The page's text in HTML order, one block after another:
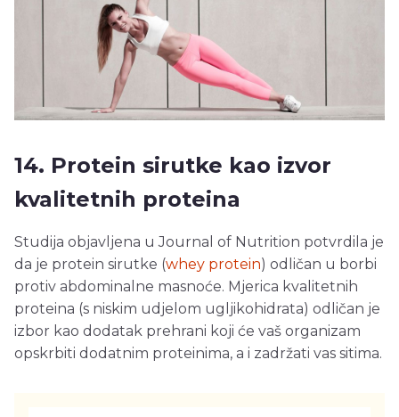
14. Protein sirutke kao izvor
kvalitetnih proteina
Studija objavljena u Journal of Nutrition potvrdila je
da je protein sirutke (whey protein) odličan u borbi
protiv abdominalne masnoće. Mjerica kvalitetnih
proteina (s niskim udjelom ugljikohidrata) odličan je
izbor kao dodatak prehrani koji će vaš organizam
opskrbiti dodatnim proteinima, a i zadržati vas sitima.